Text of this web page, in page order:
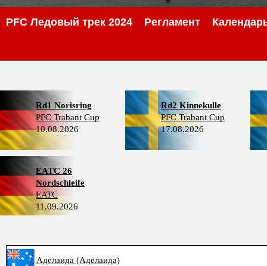
PFC Ледовый трек 2024 Регламент
Rd1 Norisring
PFC Trabant Cup
10.08.2026
Rd2 Kinnekulle
PFC Trabant Cup
17.08.2026
EATC 26
Nordschleife
EATC
11.09.2026
Аделаида (Аделаида)